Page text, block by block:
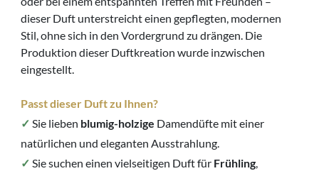
dieser Duft unterstreicht einen gepflegten, modernen
Stil, ohne sich in den Vordergrund zu drängen. Die
Produktion dieser Duftkreation wurde inzwischen
eingestellt.
Passt dieser Duft zu Ihnen?
✓ Sie lieben blumig-holzige Damendüfte mit einer
natürlichen und eleganten Ausstrahlung.
✓ Sie suchen einen vielseitigen Duft für Frühling,